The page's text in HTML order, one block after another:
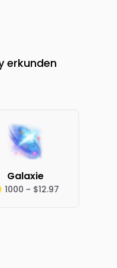
erkunden
Galaxie
1000 ~ $12.97